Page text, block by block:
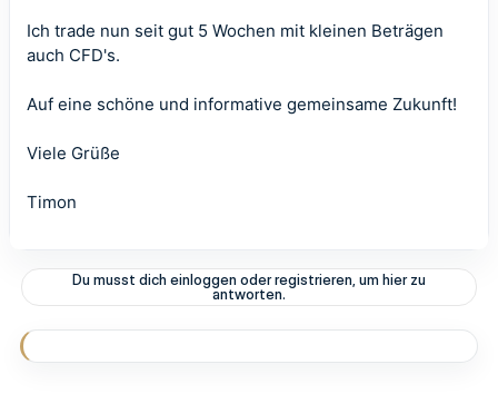
Ich trade nun seit gut 5 Wochen mit kleinen Beträgen
auch CFD's.
Auf eine schöne und informative gemeinsame Zukunft!
Viele Grüße
Timon
Du musst dich einloggen oder registrieren, um hier zu
antworten.